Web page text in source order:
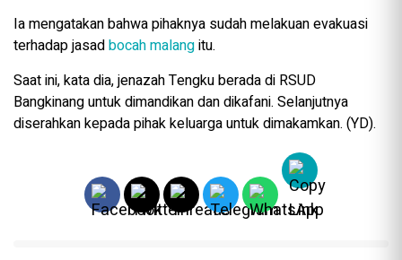
Ia mengatakan bahwa pihaknya sudah melakuan evakuasi
terhadap jasadbocah malangitu.
Saat ini, kata dia, jenazah Tengku berada di RSUD
Bangkinang untuk dimandikan dan dikafani. Selanjutnya
diserahkan kepada pihak keluarga untuk dimakamkan. (YD).